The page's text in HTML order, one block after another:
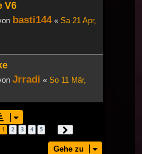
V6
basti144« Sa 21 Apr,
Jrradi « So 11 Mär,
1von 13
1 2 3 4 5
Gehe zu